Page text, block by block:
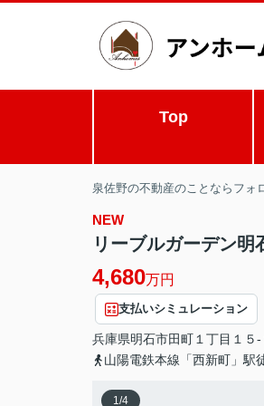
Top
泉佐野の不動産のことならフォ
NEW
リーブルガーデン明
4,680万円
支払いシミュレーション
兵庫県明石市田町 １丁目１５-
山陽電鉄本線「西新町」駅
1/4